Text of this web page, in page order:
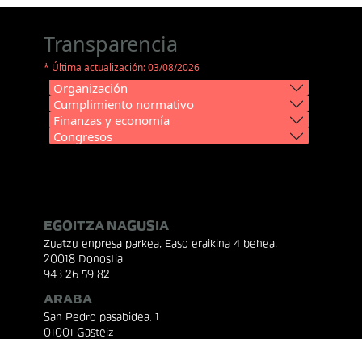
Transparencia
* Última actualización: 03/08/2026
Organización
Cumplimiento normativo
Finanzas y economía
Congresos
EGOITZA NAGUSIA
Zuatzu enpresa parkea, Easo eraikina 4 behea.
20018 Donostia
943 26 59 82
ARABA
San Pedro pasabidea, 1.
01001 Gasteiz